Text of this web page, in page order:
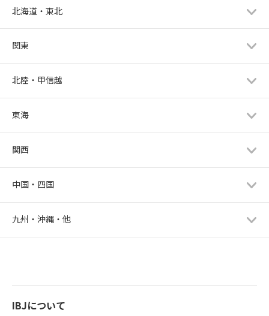
北海道・東北
関東
北陸・甲信越
東海
関西
中国・四国
九州・沖縄・他
IBJについて